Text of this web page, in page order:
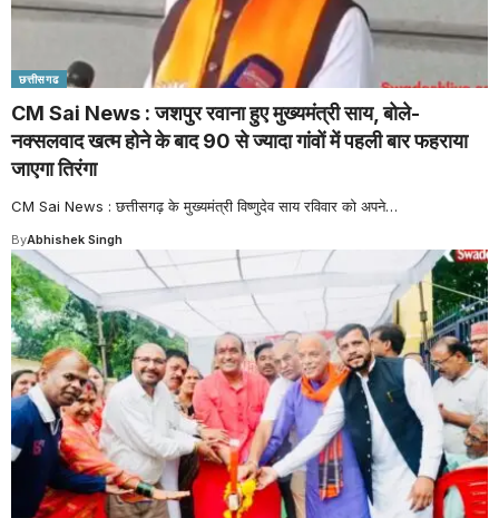
छत्तीसगढ
CM Sai News : जशपुर रवाना हुए मुख्यमंत्री साय, बोले-
नक्सलवाद खत्म होने के बाद 90 से ज्यादा गांवों में पहली बार फहराया
जाएगा तिरंगा
CM Sai News : छत्तीसगढ़ के मुख्यमंत्री विष्णुदेव साय रविवार को अपने…
ByAbhishek Singh